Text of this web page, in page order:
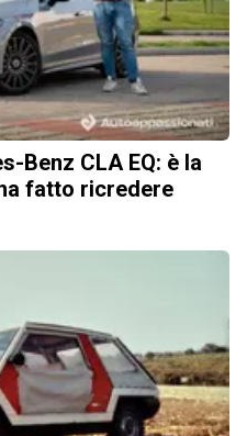
Benz CLA EQ: è la
fatto ricredere